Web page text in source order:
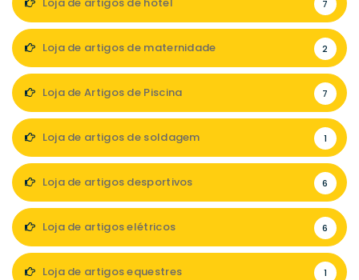
7
Loja de artigos de maternidade 2
Loja de Artigos de Piscina 7
Loja de artigos de soldagem 1
Loja de artigos desportivos 6
Loja de artigos elétricos 6
Loja de artigos equestres 1